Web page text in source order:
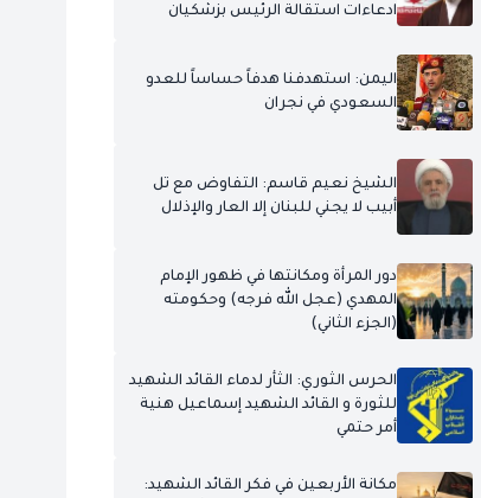
ادعاءات استقالة الرئيس بزشكيان
اليمن: استهدفنا هدفاً حساساً للعدو
السعودي في نجران
الشيخ نعيم قاسم: التفاوض مع تل
أبيب لا يجني للبنان إلا العار والإذلال
دور المرأة ومكانتها في ظهور الإمام
المهدي (عجل الله فرجه) وحكومته
(الجزء الثاني)
الحرس الثوري: الثأر لدماء القائد الشهيد
للثورة و القائد الشهيد إسماعيل هنية
أمر حتمي
مكانة الأربعين في فكر القائد الشهيد: